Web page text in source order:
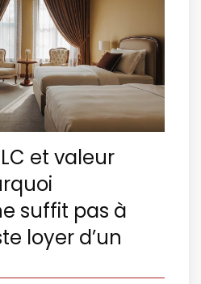
et valeur
suffit pas à
loyer d’un